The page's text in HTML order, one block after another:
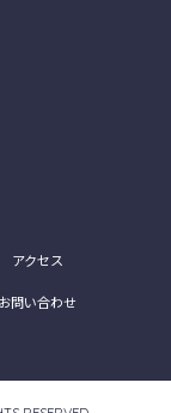
アクセス
お問い合わせ